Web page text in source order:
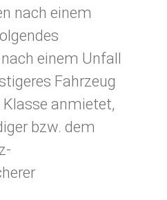
nach einem
einem Unfall
Fahrzeug
Klasse anmietet,
bzw. dem